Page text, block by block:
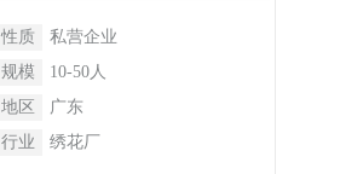
性质
私营企业
规模
10-50人
地区
广东
行业
绣花厂